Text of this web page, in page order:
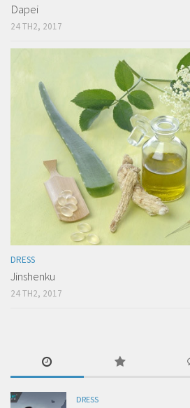
Dapei
24 TH2, 2017
DRESS
Jinshenku
24 TH2, 2017
DRESS